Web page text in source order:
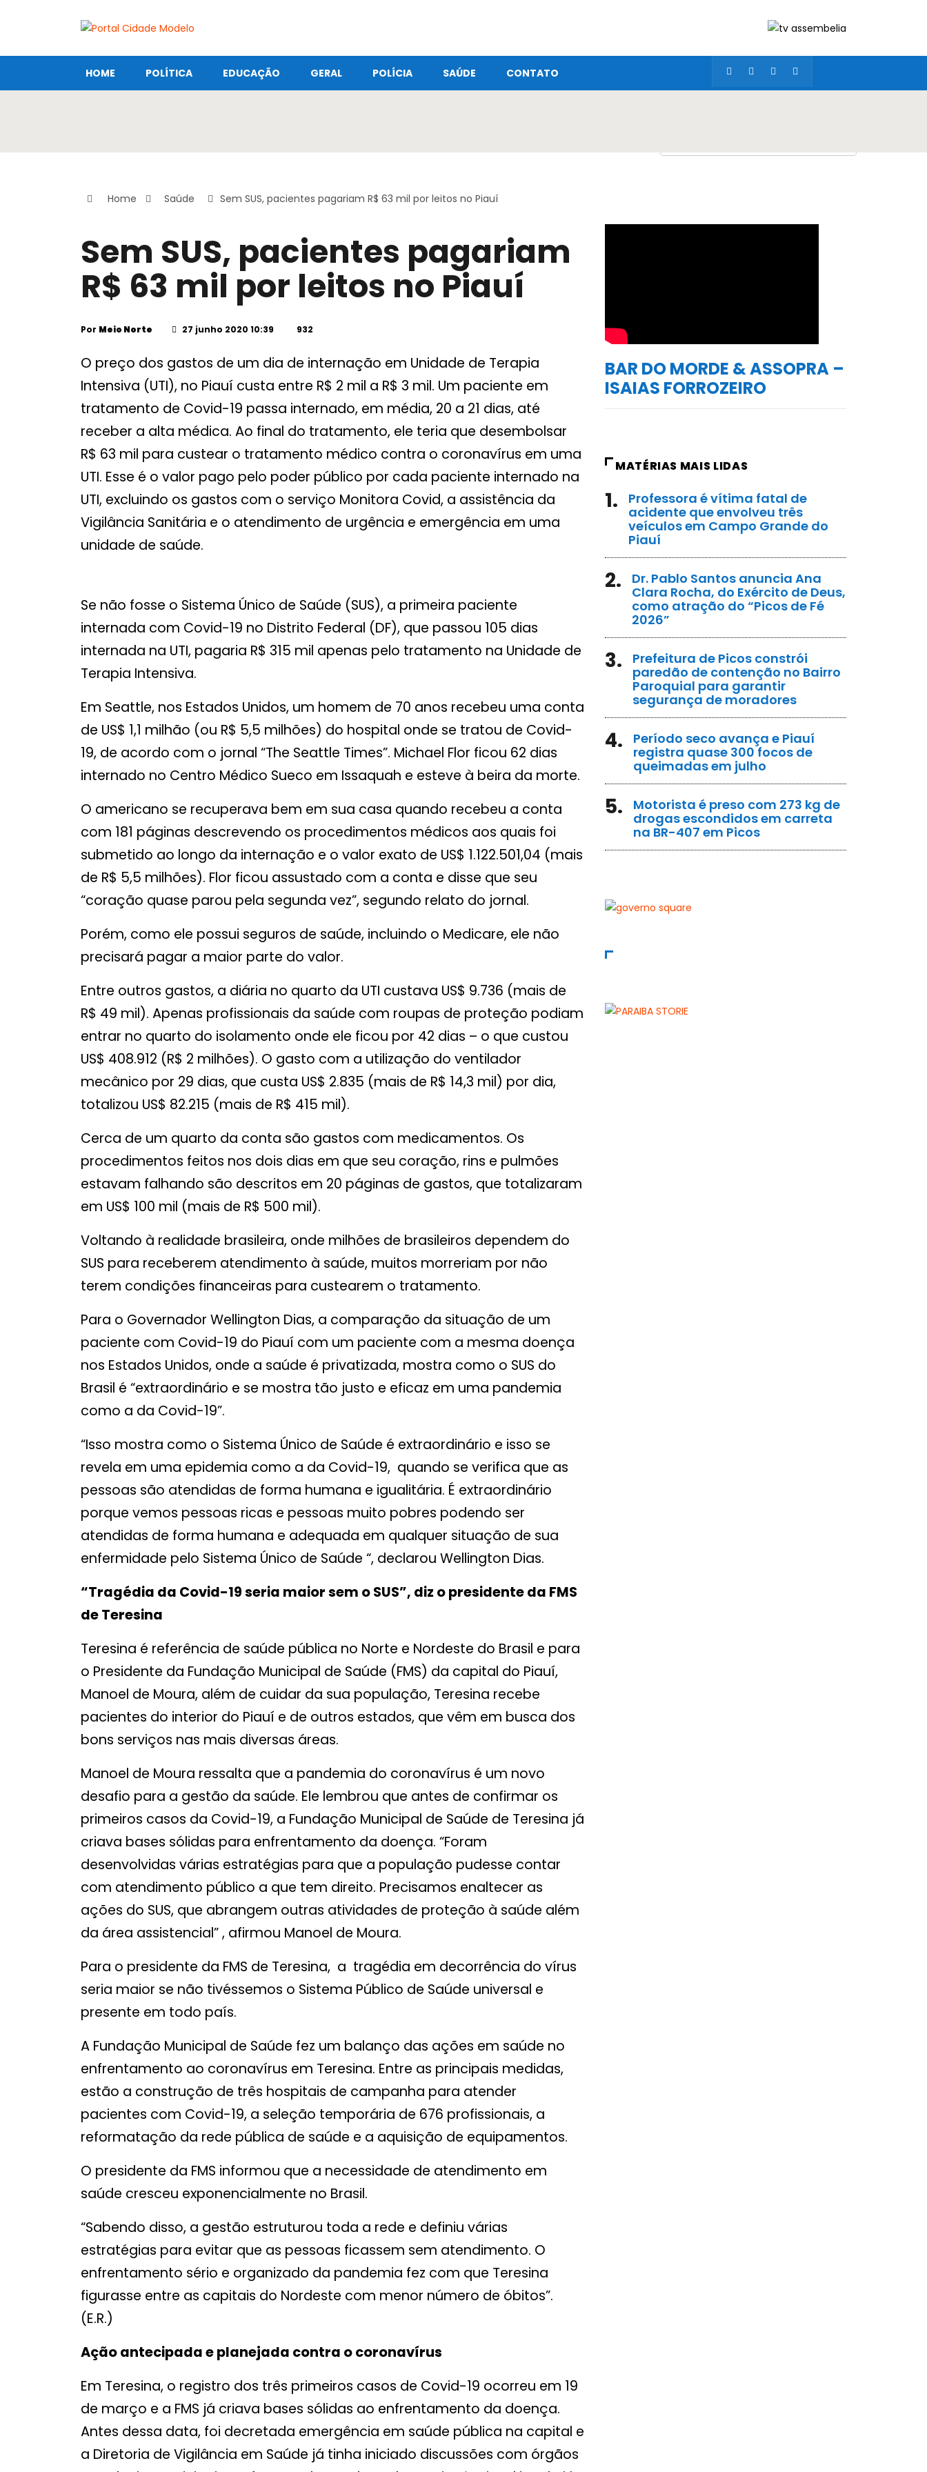
HOME POLÍTICA EDUCAÇÃO GERAL POLÍCIA SAÚDE CONTATO
Home Saúde Sem SUS, pacientes pagariam R$ 63 mil por leitos no Piauí
Sem SUS, pacientes pagariam
R$ 63 mil por leitos no Piauí
Por Meio Norte 27 junho 2020 10:39 932
O preço dos gastos de um dia de internação em Unidade de Terapia
Intensiva (UTI), no Piauí custa entre R$ 2 mil a R$ 3 mil. Um paciente em
tratamento de Covid-19 passa internado, em média, 20 a 21 dias, até
receber a alta médica. Ao final do tratamento, ele teria que desembolsar
R$ 63 mil para custear o tratamento médico contra o coronavírus em uma
UTI. Esse é o valor pago pelo poder público por cada paciente internado na
UTI, excluindo os gastos com o serviço Monitora Covid, a assistência da
Vigilância Sanitária e o atendimento de urgência e emergência em uma
unidade de saúde.
Se não fosse o Sistema Único de Saúde (SUS), a primeira paciente
internada com Covid-19 no Distrito Federal (DF), que passou 105 dias
internada na UTI, pagaria R$ 315 mil apenas pelo tratamento na Unidade de
Terapia Intensiva.
Em Seattle, nos Estados Unidos, um homem de 70 anos recebeu uma conta
de US$ 1,1 milhão (ou R$ 5,5 milhões) do hospital onde se tratou de Covid-
19, de acordo com o jornal “The Seattle Times”. Michael Flor ficou 62 dias
internado no Centro Médico Sueco em Issaquah e esteve à beira da morte.
O americano se recuperava bem em sua casa quando recebeu a conta
com 181 páginas descrevendo os procedimentos médicos aos quais foi
submetido ao longo da internação e o valor exato de US$ 1.122.501,04 (mais
de R$ 5,5 milhões). Flor ficou assustado com a conta e disse que seu
“coração quase parou pela segunda vez”, segundo relato do jornal.
Porém, como ele possui seguros de saúde, incluindo o Medicare, ele não
precisará pagar a maior parte do valor.
Entre outros gastos, a diária no quarto da UTI custava US$ 9.736 (mais de
R$ 49 mil). Apenas profissionais da saúde com roupas de proteção podiam
entrar no quarto do isolamento onde ele ficou por 42 dias – o que custou
US$ 408.912 (R$ 2 milhões). O gasto com a utilização do ventilador
mecânico por 29 dias, que custa US$ 2.835 (mais de R$ 14,3 mil) por dia,
totalizou US$ 82.215 (mais de R$ 415 mil).
Cerca de um quarto da conta são gastos com medicamentos. Os
procedimentos feitos nos dois dias em que seu coração, rins e pulmões
estavam falhando são descritos em 20 páginas de gastos, que totalizaram
em US$ 100 mil (mais de R$ 500 mil).
Voltando à realidade brasileira, onde milhões de brasileiros dependem do
SUS para receberem atendimento à saúde, muitos morreriam por não
terem condições financeiras para custearem o tratamento.
Para o Governador Wellington Dias, a comparação da situação de um
paciente com Covid-19 do Piauí com um paciente com a mesma doença
nos Estados Unidos, onde a saúde é privatizada, mostra como o SUS do
Brasil é “extraordinário e se mostra tão justo e eficaz em uma pandemia
como a da Covid-19”.
“Isso mostra como o Sistema Único de Saúde é extraordinário e isso se
revela em uma epidemia como a da Covid-19, quando se verifica que as
pessoas são atendidas de forma humana e igualitária. É extraordinário
porque vemos pessoas ricas e pessoas muito pobres podendo ser
atendidas de forma humana e adequada em qualquer situação de sua
enfermidade pelo Sistema Único de Saúde “, declarou Wellington Dias.
“Tragédia da Covid-19 seria maior sem o SUS”, diz o presidente da FMS
de Teresina
Teresina é referência de saúde pública no Norte e Nordeste do Brasil e para
o Presidente da Fundação Municipal de Saúde (FMS) da capital do Piauí,
Manoel de Moura, além de cuidar da sua população, Teresina recebe
pacientes do interior do Piauí e de outros estados, que vêm em busca dos
bons serviços nas mais diversas áreas.
Manoel de Moura ressalta que a pandemia do coronavírus é um novo
desafio para a gestão da saúde. Ele lembrou que antes de confirmar os
primeiros casos da Covid-19, a Fundação Municipal de Saúde de Teresina já
criava bases sólidas para enfrentamento da doença. “Foram
desenvolvidas várias estratégias para que a população pudesse contar
com atendimento público a que tem direito. Precisamos enaltecer as
ações do SUS, que abrangem outras atividades de proteção à saúde além
da área assistencial” , afirmou Manoel de Moura.
Para o presidente da FMS de Teresina, a tragédia em decorrência do vírus
seria maior se não tivéssemos o Sistema Público de Saúde universal e
presente em todo país.
A Fundação Municipal de Saúde fez um balanço das ações em saúde no
enfrentamento ao coronavírus em Teresina. Entre as principais medidas,
estão a construção de três hospitais de campanha para atender
pacientes com Covid-19, a seleção temporária de 676 profissionais, a
reformatação da rede pública de saúde e a aquisição de equipamentos.
O presidente da FMS informou que a necessidade de atendimento em
saúde cresceu exponencialmente no Brasil.
“Sabendo disso, a gestão estruturou toda a rede e definiu várias
estratégias para evitar que as pessoas ficassem sem atendimento. O
enfrentamento sério e organizado da pandemia fez com que Teresina
figurasse entre as capitais do Nordeste com menor número de óbitos”.
(E.R.)
Ação antecipada e planejada contra o coronavírus
Em Teresina, o registro dos três primeiros casos de Covid-19 ocorreu em 19
de março e a FMS já criava bases sólidas ao enfrentamento da doença.
Antes dessa data, foi decretada emergência em saúde pública na capital e
a Diretoria de Vigilância em Saúde já tinha iniciado discussões com órgãos
BAR DO MORDE & ASSOPRA –
ISAIAS FORROZEIRO
MATÉRIAS MAIS LIDAS
1.
Professora é vítima fatal de
acidente que envolveu três
veículos em Campo Grande do
Piauí
2.
Dr. Pablo Santos anuncia Ana
Clara Rocha, do Exército de Deus,
como atração do “Picos de Fé
2026”
3.
Prefeitura de Picos constrói
paredão de contenção no Bairro
Paroquial para garantir
segurança de moradores
4.
Período seco avança e Piauí
registra quase 300 focos de
queimadas em julho
5.
Motorista é preso com 273 kg de
drogas escondidos em carreta
na BR-407 em Picos